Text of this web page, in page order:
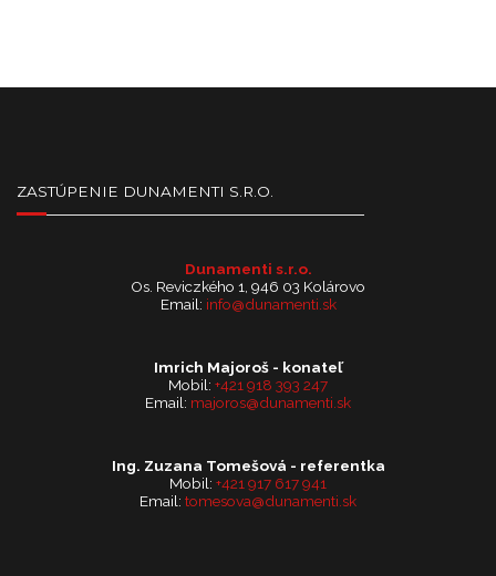
ZASTÚPENIE DUNAMENTI S.R.O.
Dunamenti s.r.o.
Os. Reviczkého 1, 946 03 Kolárovo
Email: info@dunamenti.sk
Imrich Majoroš - konateľ
Mobil: +421 918 393 247
Email: majoros@dunamenti.sk
Ing. Zuzana Tomešová - referentka
Mobil: +421 917 617 941
Email: tomesova@dunamenti.sk